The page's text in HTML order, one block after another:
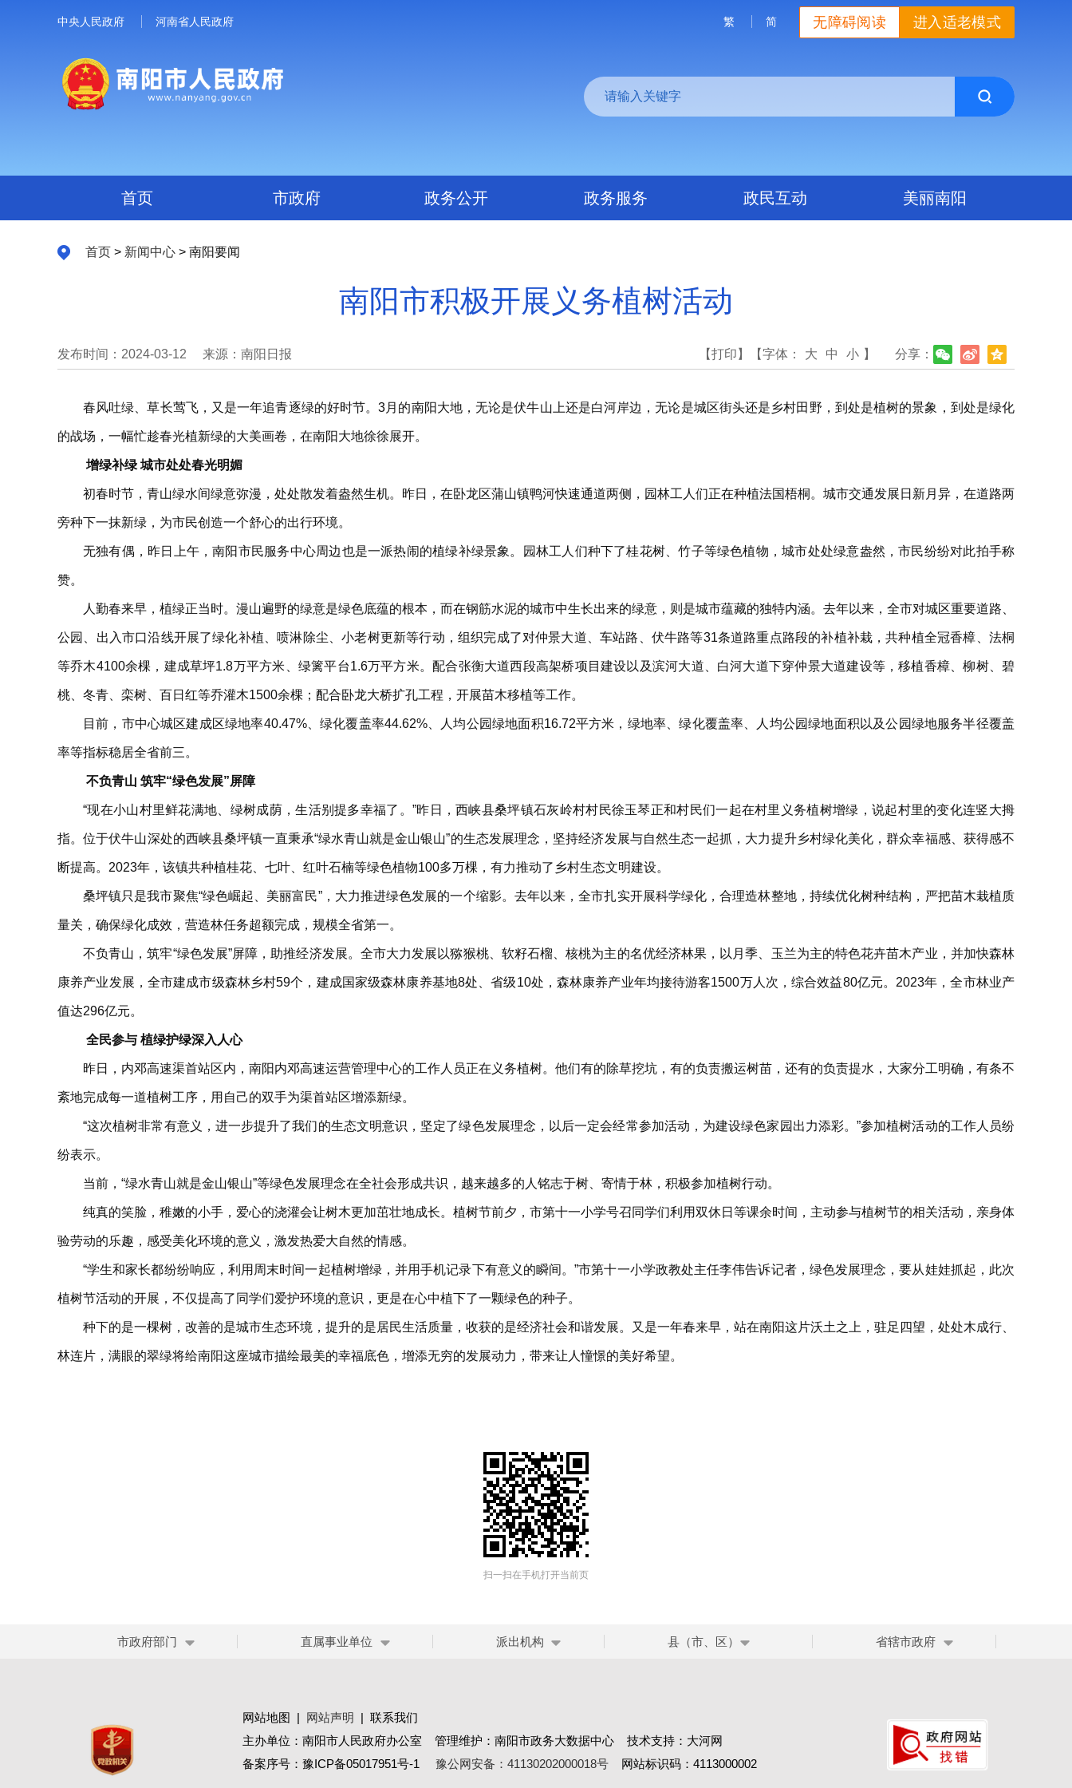
中央人民政府 河南省人民政府 进入适老模式
无障碍阅读
繁 简
首页 市政府 政务公开 政务服务 政民互动 美丽南阳
首页 > 新闻中心 > 南阳要闻
南阳市积极开展义务植树活动
发布时间：2024-03-12 来源：南阳日报 分享：
【打印】 【字体： 大 中 小 】
春风吐绿、草长莺飞，又是一年追青逐绿的好时节。3月的南阳大地，无论是伏牛山上还是白河岸边，无论是城区街头还是乡村田野，到处是植树的景象，到处是绿化
的战场，一幅忙趁春光植新绿的大美画卷，在南阳大地徐徐展开。
增绿补绿 城市处处春光明媚
初春时节，青山绿水间绿意弥漫，处处散发着盎然生机。昨日，在卧龙区蒲山镇鸭河快速通道两侧，园林工人们正在种植法国梧桐。城市交通发展日新月异，在道路两
旁种下一抹新绿，为市民创造一个舒心的出行环境。
无独有偶，昨日上午，南阳市民服务中心周边也是一派热闹的植绿补绿景象。园林工人们种下了桂花树、竹子等绿色植物，城市处处绿意盎然，市民纷纷对此拍手称
赞。
人勤春来早，植绿正当时。漫山遍野的绿意是绿色底蕴的根本，而在钢筋水泥的城市中生长出来的绿意，则是城市蕴藏的独特内涵。去年以来，全市对城区重要道路、
公园、出入市口沿线开展了绿化补植、喷淋除尘、小老树更新等行动，组织完成了对仲景大道、车站路、伏牛路等31条道路重点路段的补植补栽，共种植全冠香樟、法桐
等乔木4100余棵，建成草坪1.8万平方米、绿篱平台1.6万平方米。配合张衡大道西段高架桥项目建设以及滨河大道、白河大道下穿仲景大道建设等，移植香樟、柳树、碧
桃、冬青、栾树、百日红等乔灌木1500余棵；配合卧龙大桥扩孔工程，开展苗木移植等工作。
目前，市中心城区建成区绿地率40.47%、绿化覆盖率44.62%、人均公园绿地面积16.72平方米，绿地率、绿化覆盖率、人均公园绿地面积以及公园绿地服务半径覆盖
率等指标稳居全省前三。
不负青山 筑牢“绿色发展”屏障
“现在小山村里鲜花满地、绿树成荫，生活别提多幸福了。”昨日，西峡县桑坪镇石灰岭村村民徐玉琴正和村民们一起在村里义务植树增绿，说起村里的变化连竖大拇
指。位于伏牛山深处的西峡县桑坪镇一直秉承“绿水青山就是金山银山”的生态发展理念，坚持经济发展与自然生态一起抓，大力提升乡村绿化美化，群众幸福感、获得感不
断提高。2023年，该镇共种植桂花、七叶、红叶石楠等绿色植物100多万棵，有力推动了乡村生态文明建设。
桑坪镇只是我市聚焦“绿色崛起、美丽富民”，大力推进绿色发展的一个缩影。去年以来，全市扎实开展科学绿化，合理造林整地，持续优化树种结构，严把苗木栽植质
量关，确保绿化成效，营造林任务超额完成，规模全省第一。
不负青山，筑牢“绿色发展”屏障，助推经济发展。全市大力发展以猕猴桃、软籽石榴、核桃为主的名优经济林果，以月季、玉兰为主的特色花卉苗木产业，并加快森林
康养产业发展，全市建成市级森林乡村59个，建成国家级森林康养基地8处、省级10处，森林康养产业年均接待游客1500万人次，综合效益80亿元。2023年，全市林业产
值达296亿元。
全民参与 植绿护绿深入人心
昨日，内邓高速渠首站区内，南阳内邓高速运营管理中心的工作人员正在义务植树。他们有的除草挖坑，有的负责搬运树苗，还有的负责提水，大家分工明确，有条不
紊地完成每一道植树工序，用自己的双手为渠首站区增添新绿。
“这次植树非常有意义，进一步提升了我们的生态文明意识，坚定了绿色发展理念，以后一定会经常参加活动，为建设绿色家园出力添彩。”参加植树活动的工作人员纷
纷表示。
当前，“绿水青山就是金山银山”等绿色发展理念在全社会形成共识，越来越多的人铭志于树、寄情于林，积极参加植树行动。
纯真的笑脸，稚嫩的小手，爱心的浇灌会让树木更加茁壮地成长。植树节前夕，市第十一小学号召同学们利用双休日等课余时间，主动参与植树节的相关活动，亲身体
验劳动的乐趣，感受美化环境的意义，激发热爱大自然的情感。
“学生和家长都纷纷响应，利用周末时间一起植树增绿，并用手机记录下有意义的瞬间。”市第十一小学政教处主任李伟告诉记者，绿色发展理念，要从娃娃抓起，此次
植树节活动的开展，不仅提高了同学们爱护环境的意识，更是在心中植下了一颗绿色的种子。
种下的是一棵树，改善的是城市生态环境，提升的是居民生活质量，收获的是经济社会和谐发展。又是一年春来早，站在南阳这片沃土之上，驻足四望，处处木成行、
林连片，满眼的翠绿将给南阳这座城市描绘最美的幸福底色，增添无穷的发展动力，带来让人憧憬的美好希望。
扫一扫在手机打开当前页
市政府部门 直属事业单位 派出机构 县（市、区） 省辖市政府
网站地图 | 网站声明 | 联系我们
主办单位：南阳市人民政府办公室 管理维护：南阳市政务大数据中心 技术支持：大河网
备案序号： 豫ICP备05017951号-1 豫公网安备：41130202000018号 网站标识码：4113000002